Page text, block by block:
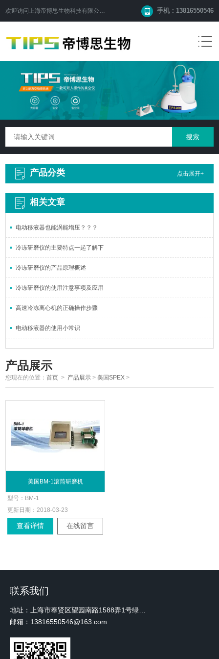
欢迎访问 上海帝博思生物科技有限公司 手机：13816550546
产品分类 点击展开+
相关文章
电动移液器也能涡能增压？？？
冷冻研磨仪的主要特点一起了解下
冷冻研磨仪的产品原理概述
冷冻研磨仪的使用注意事项及应用
高速冷冻离心机的正确操作步骤
电动移液器的使用小常识
产品展示
您现在的位置：首页 > 产品展示 >美国SPEX >
美国BM-1滚筒研磨机
型号： BM-1
更新日期： 2018-03-23
查看详情 在线留言
联系我们
邮箱：13816550546@163.com